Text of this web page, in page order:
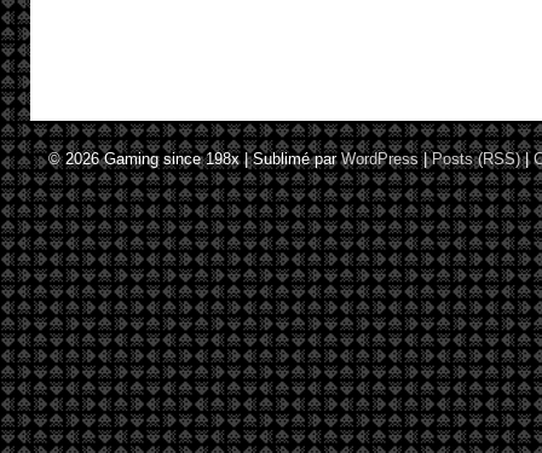
© 2026Gaming since 198x|Sublimé parWordPress |Posts (RSS)|